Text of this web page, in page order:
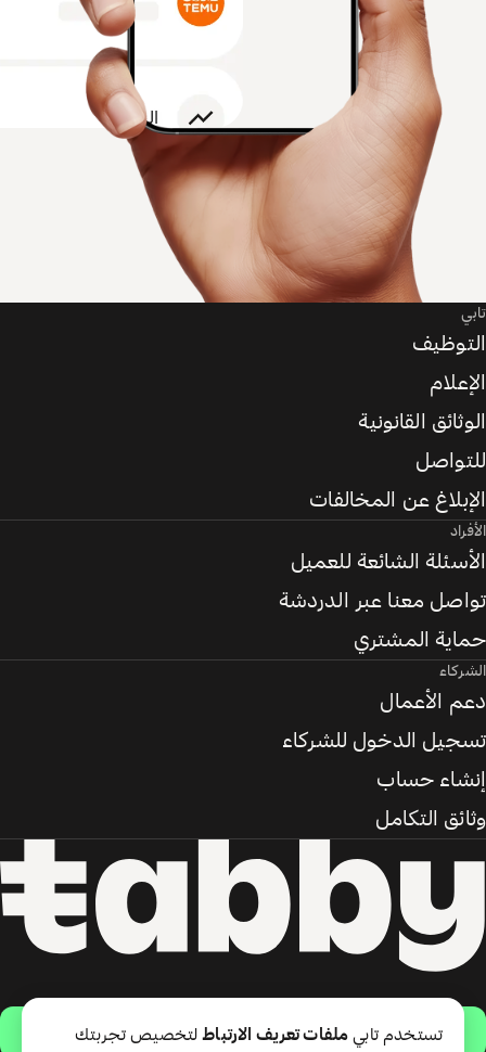
حمّل التطبيق
تابي
التوظيف
الإعلام
الوثائق القانونية
للتواصل
الإبلاغ عن المخالفات
الأفراد
الأسئلة الشائعة للعميل
تواصل معنا عبر الدردشة
حماية المشتري
الشركاء
دعم الأعمال
تسجيل الدخول للشركاء
إنشاء حساب
وثائق التكامل
تستخدم تابي ملفات تعريف الارتباطلتخصيص تجربتك